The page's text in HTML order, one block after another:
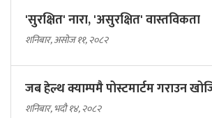
'सुरक्षित' नारा, 'असुरक्षित' वास्तविकता
शनिबार, असोज ११, २०८२
जब हेल्थ क्याम्पमै पोस्टमार्टम गराउन
शनिबार, भदौ १४, २०८२